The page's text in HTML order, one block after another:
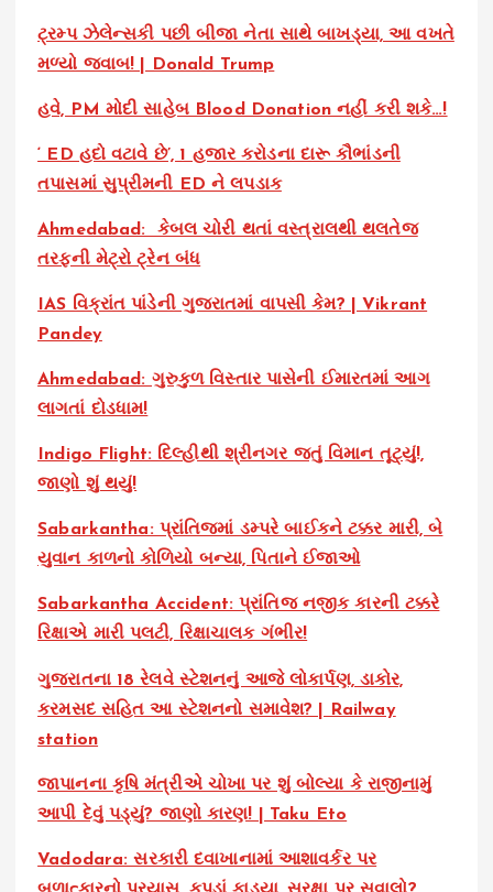
ટ્રમ્પ ઝેલેન્સકી પછી બીજા નેતા સાથે બાખડ્યા, આ વખતે
મળ્યો જવાબ! | Donald Trump
હવે, PM મોદી સાહેબ Blood Donation નહીં કરી શકે…!
‘ ED હદો વટાવે છે’, 1 હજાર કરોડના દારૂ કૌભાંડની
તપાસમાં સુપ્રીમની ED ને લપડાક
Ahmedabad: કેબલ ચોરી થતાં વસ્ત્રાલથી થલતેજ
તરફની મેટ્રો ટ્રેન બંધ
IAS વિક્રાંત પાંડેની ગુજરાતમાં વાપસી કેમ? | Vikrant
Pandey
Ahmedabad: ગુરુકુળ વિસ્તાર પાસેની ઈમારતમાં આગ
લાગતાં દોડધામ!
Indigo Flight: દિલ્હીથી શ્રીનગર જતું વિમાન તૂટ્યું!,
જાણો શું થયું!
Sabarkantha: પ્રાંતિજમાં ડમ્પરે બાઈકને ટક્કર મારી, બે
યુવાન કાળનો કોળિયો બન્યા, પિતાને ઈજાઓ
Sabarkantha Accident: પ્રાંતિજ નજીક કારની ટક્કરે
રિક્ષાએ મારી પલટી, રિક્ષાચાલક ગંભીર!
ગુજરાતના 18 રેલવે સ્ટેશનનું આજે લોકાર્પણ, ડાકોર,
કરમસદ સહિત આ સ્ટેશનનો સમાવેશ? | Railway
station
જાપાનના કૃષિ મંત્રીએ ચોખા પર શું બોલ્યા કે રાજીનામું
આપી દેવું પડ્યું? જાણો કારણ! | Taku Eto
Vadodara: સરકારી દવાખાનામાં આશાવર્કર પર